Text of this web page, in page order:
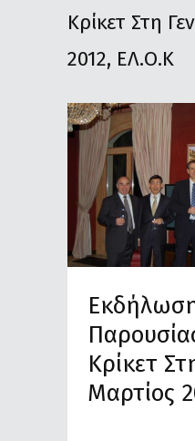
Κρίκετ Στη
2012, ΕΛ.Ο.Κ
Κρίκετ
Μαρτίος